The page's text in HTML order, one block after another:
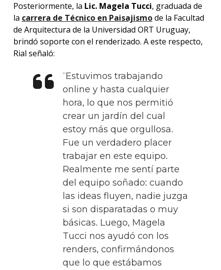
Posteriormente, la Lic. Magela Tucci, graduada de
la carrera de Técnico en Paisajismode la Facultad
de Arquitectura de la Universidad ORT Uruguay,
brindó soporte con el renderizado. A este respecto,
Rial señaló:
Estuvimos trabajando
online y hasta cualquier
hora, lo que nos permitió
crear un jardín del cual
estoy más que orgullosa.
Fue un verdadero placer
trabajar en este equipo.
Realmente me sentí parte
del equipo soñado: cuando
las ideas fluyen, nadie juzga
si son disparatadas o muy
básicas. Luego, Magela
Tucci nos ayudó con los
renders, confirmándonos
que lo que estábamos